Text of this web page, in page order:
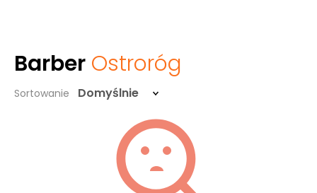
Barber Ostroróg
Sortowanie Domyślnie